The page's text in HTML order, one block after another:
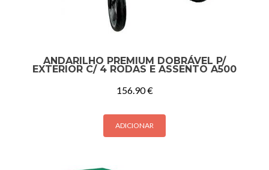
ANDARILHO PREMIUM DOBRÁVEL P/
EXTERIOR C/ 4 RODAS E ASSENTO A500
156.90€
ADICIONAR